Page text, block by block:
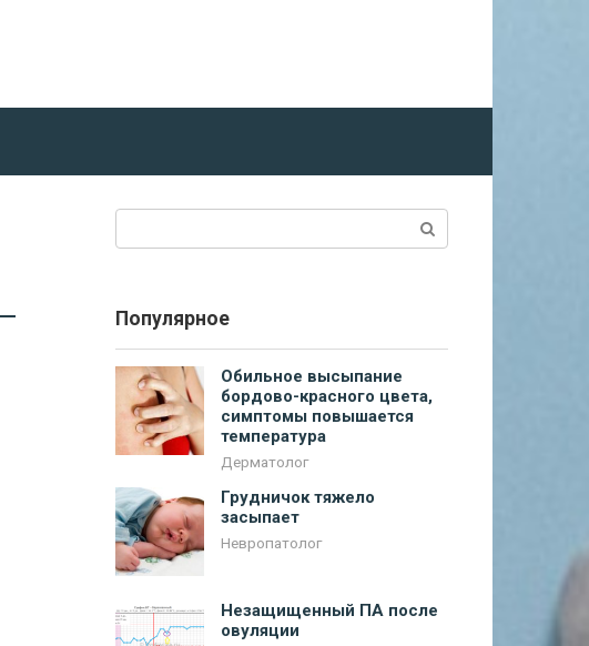
Популярное
Обильное высыпание
бордово-красного цвета,
симптомы повышается
температура
Дерматолог
Грудничок тяжело
засыпает
Невропатолог
Незащищенный ПА после
овуляции